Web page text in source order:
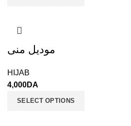
موديل منى
HIJAB
4,000DA
SELECT OPTIONS